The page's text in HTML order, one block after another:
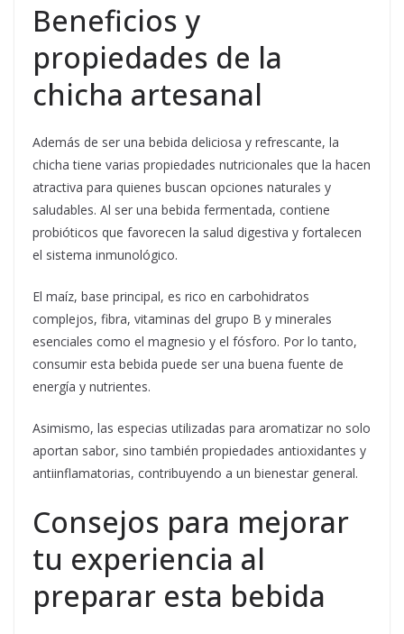
Beneficios y
propiedades de la
chicha artesanal
Además de ser una bebida deliciosa y refrescante, la
chicha tiene varias propiedades nutricionales que la hacen
atractiva para quienes buscan opciones naturales y
saludables. Al ser una bebida fermentada, contiene
probióticos que favorecen la salud digestiva y fortalecen
el sistema inmunológico.
El maíz, base principal, es rico en carbohidratos
complejos, fibra, vitaminas del grupo B y minerales
esenciales como el magnesio y el fósforo. Por lo tanto,
consumir esta bebida puede ser una buena fuente de
energía y nutrientes.
Asimismo, las especias utilizadas para aromatizar no solo
aportan sabor, sino también propiedades antioxidantes y
antiinflamatorias, contribuyendo a un bienestar general.
Consejos para mejorar
tu experiencia al
preparar esta bebida